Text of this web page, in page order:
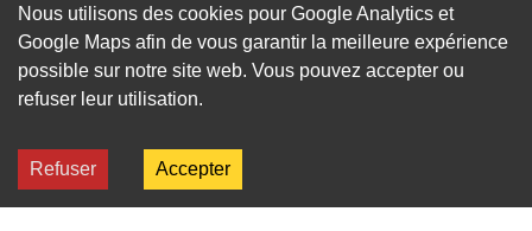
dans le transport
et le stockage de vos
de la Loire.
Nous utilisons des cookies pour Google Analytics et
Google Maps afin de vous garantir la meilleure expérience
possible sur notre site web. Vous pouvez accepter ou
refuser leur utilisation.
Refuser Accepter